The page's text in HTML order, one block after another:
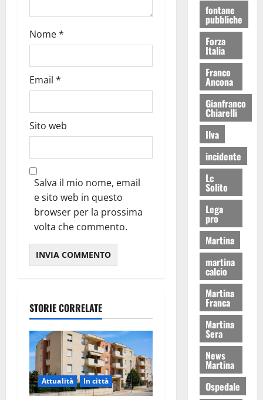
Nome*
Email *
Sito web
Salva il mio nome, email
e sito web in questo
browser per la prossima
volta che commento.
STORIE CORRELATE
Attualità In città
fontane
pubbliche
Forza
Italia
Franco
Ancona
Gianfranco
Chiarelli
Ilva
incidente
Lc
Solito
Lega
pro
Martina
martina
calcio
Martina
Franca
Martina
Sera
News
Martina
Ospedale